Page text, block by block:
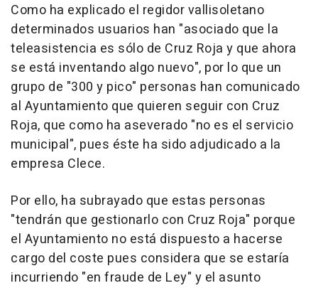
Como ha explicado el regidor vallisoletano
determinados usuarios han "asociado que la
teleasistencia es sólo de Cruz Roja y que ahora
se está inventando algo nuevo", por lo que un
grupo de "300 y pico" personas han comunicado
al Ayuntamiento que quieren seguir con Cruz
Roja, que como ha aseverado "no es el servicio
municipal", pues éste ha sido adjudicado a la
empresa Clece.
Por ello, ha subrayado que estas personas
"tendrán que gestionarlo con Cruz Roja" porque
el Ayuntamiento no está dispuesto a hacerse
cargo del coste pues considera que se estaría
incurriendo "en fraude de Ley" y el asunto